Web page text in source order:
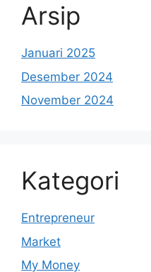
Arsip
Januari 2025
Desember 2024
November 2024
Kategori
Entrepreneur
Market
My Money